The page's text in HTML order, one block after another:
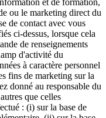
et de formation,
ou le marketing direct du
de contact avec vous
ci-dessus, lorsque cela
de renseignements
d'activité du
à caractère personnel
fins de marketing sur la
donné au responsable du
que celles
: (i) sur la base de